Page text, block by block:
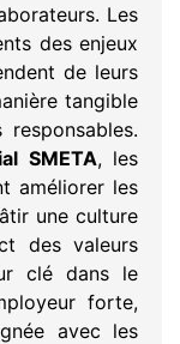
Les
des enjeux
de leurs
tangible
SMETA, les
améliorer les
une culture
des valeurs
clé dans le
forte,
avec les